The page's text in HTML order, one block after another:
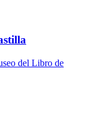
del Libro de